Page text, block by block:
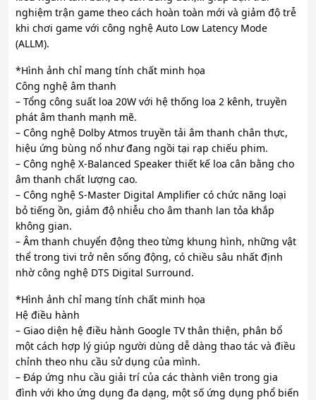
nghiệm trận game theo cách hoàn toàn mới và giảm độ trễ
khi chơi game với công nghệ Auto Low Latency Mode
(ALLM).
*Hình ảnh chỉ mang tính chất minh họa
Công nghệ âm thanh
– Tổng công suất loa 20W với hệ thống loa 2 kênh, truyền
phát âm thanh mạnh mẽ.
– Công nghệ Dolby Atmos truyền tải âm thanh chân thực,
hiệu ứng bùng nổ như đang ngồi tại rạp chiếu phim.
– Công nghệ X-Balanced Speaker thiết kế loa cân bằng cho
âm thanh chất lượng cao.
– Công nghệ S-Master Digital Amplifier có chức năng loại
bỏ tiếng ồn, giảm độ nhiễu cho âm thanh lan tỏa khắp
không gian.
– Âm thanh chuyển động theo từng khung hình, những vật
thể trong tivi trở nên sống động, có chiều sâu nhất định
nhờ công nghệ DTS Digital Surround.
*Hình ảnh chỉ mang tính chất minh họa
Hệ điều hành
– Giao diện hệ điều hành Google TV thân thiện, phân bổ
một cách hợp lý giúp người dùng dễ dàng thao tác và điều
chỉnh theo nhu cầu sử dụng của mình.
– Đáp ứng nhu cầu giải trí của các thành viên trong gia
đình với kho ứng dụng đa dạng, một số ứng dụng phổ biến